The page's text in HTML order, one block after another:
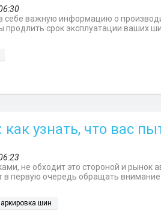
важную информацию о
продлить срок эксплуатации ваших
узнать, что вас
не обходит это стороной и
первую очередь обращать внимание
шин